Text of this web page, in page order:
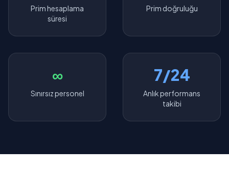
Prim hesaplama
süresi
Prim doğruluğu
∞
Sınırsız personel
7/24
Anlık performans
takibi